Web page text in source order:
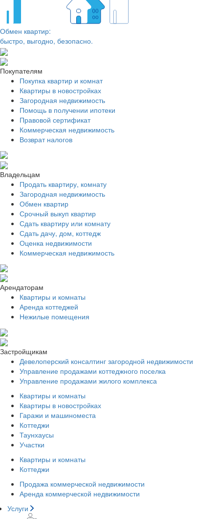
Обмен квартир:
быстро, выгодно, безопасно.
Покупателям
Покупка квартир и комнат
Квартиры в новостройках
Загородная недвижимость
Помощь в получении ипотеки
Правовой сертификат
Коммерческая недвижимость
Возврат налогов
Владельцам
Продать квартиру, комнату
Загородная недвижимость
Обмен квартир
Срочный выкуп квартир
Сдать квартиру или комнату
Сдать дачу, дом, коттедж
Оценка недвижимости
Коммерческая недвижимость
Арендаторам
Квартиры и комнаты
Аренда коттеджей
Нежилые помещения
Застройщикам
Девелоперский консалтинг загородной недвижимости
Управление продажами коттеджного поселка
Управление продажами жилого комплекса
Квартиры и комнаты
Квартиры в новостройках
Гаражи и машиноместа
Коттеджи
Таунхаусы
Участки
Квартиры и комнаты
Коттеджи
Продажа коммерческой недвижимости
Аренда коммерческой недвижимости
Услуги